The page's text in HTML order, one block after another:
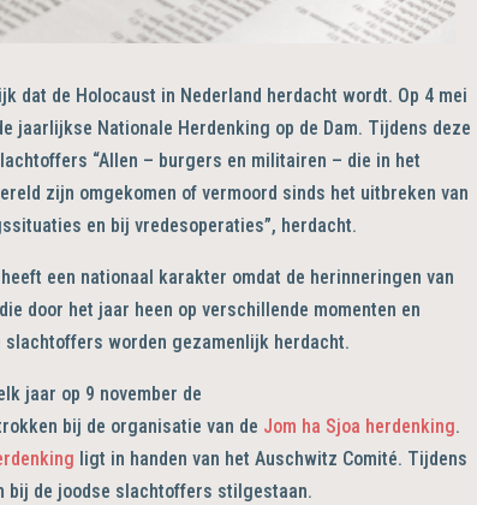
dat de Holocaust in Nederland herdacht wordt. Op 4 mei
jaarlijkse Nationale Herdenking op de Dam. Tijdens deze
“Allen – burgers en militairen – die in het
zijn omgekomen of vermoord sinds het uitbreken van
en bij vredesoperaties”, herdacht.
een nationaal karakter omdat de herinneringen van
door het jaar heen op verschillende momenten en
worden gezamenlijk herdacht.
jaar op 9 november de
bij de organisatie van de Jom ha Sjoa herdenking.
ligt in handen van het Auschwitz Comité. Tijdens
bij de joodse slachtoffers stilgestaan.